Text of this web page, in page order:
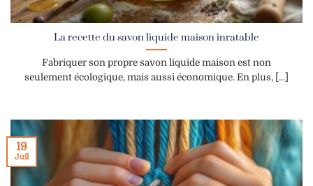
La recette du savon liquide maison inratable
Fabriquer son propre savon liquide maison est non
seulement écologique, mais aussi économique. En plus, [...]
19
Juil